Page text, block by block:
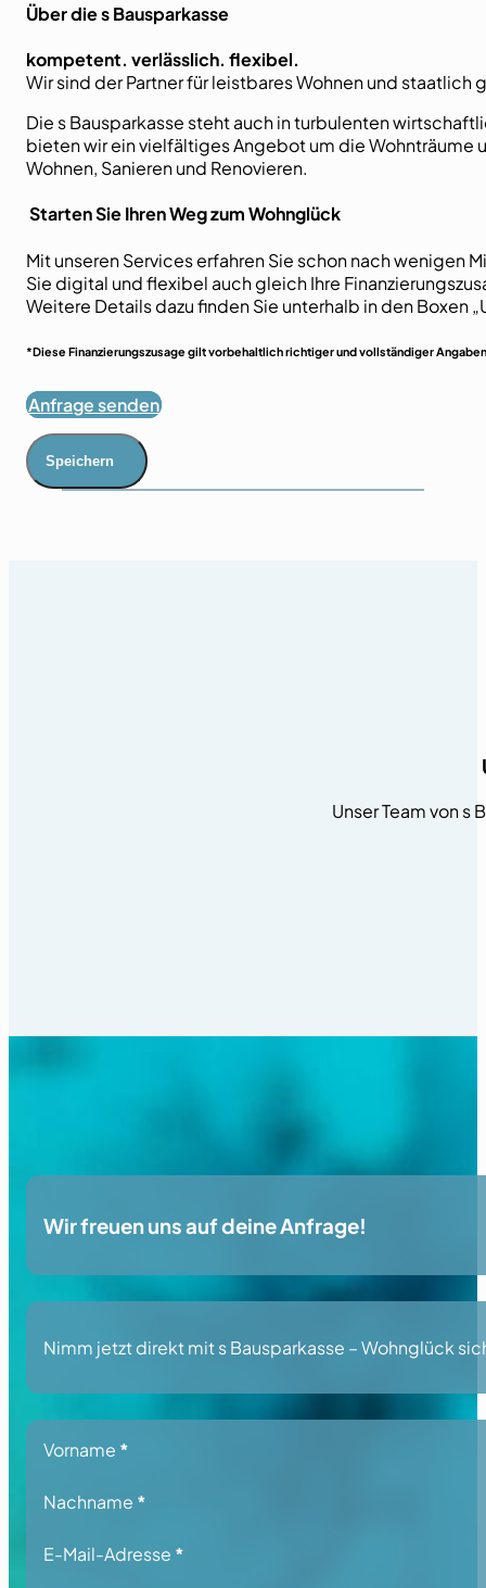
Über die s Bausparkasse
kompetent. verlässlich. flexibel.
Wir sind der Partner für leistbares Wohnen und staatlich
Die s Bausparkasse steht auch in turbulenten
bieten wir ein vielfältiges Angebot um die Wohnträume
Wohnen, Sanieren und Renovieren.
Starten Sie Ihren Weg zum Wohnglück
Mit unseren Services erfahren Sie schon nach wenigen
Sie digital und flexibel auch gleich Ihre
Weitere Details dazu finden Sie unterhalb in den Boxen
*Diese Finanzierungszusage gilt vorbehaltlich richtiger und vollständiger Angaben
Anfrage senden
Speichern
Unser Team von
Wir freuen uns auf deine Anfrage!
Nimm jetzt direkt mit s Bausparkasse – Wohnglück
Section
Vorname *
Nachname *
E-Mail-Adresse *